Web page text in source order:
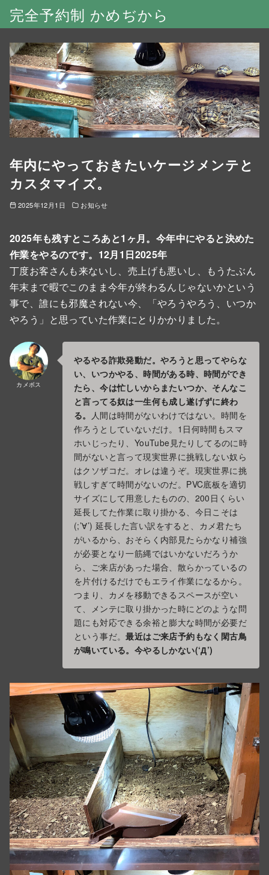
完全予約制 かめぢから
年内にやっておきたいケージメンテと
カスタマイズ。
2025年12月1日 お知らせ
2025年も残すところあと1ヶ月。今年中にやると決めた
作業をやるのです。12月1日2025年
丁度お客さんも来ないし、売上げも悪いし、もうたぶん
年末まで暇でこのまま今年が終わるんじゃないかという
事で、誰にも邪魔されない今、「やろうやろう、いつか
やろう」と思っていた作業にとりかかりました。
カメボス
やるやる詐欺発動だ。やろうと思ってやらな
い、いつかやる、時間がある時、時間ができ
たら、今は忙しいからまたいつか、そんなこ
と言ってる奴は一生何も成し遂げずに終わ
る。
人間は時間がないわけではない。時間を
作ろうとしていないだけ。1日何時間もスマ
ホいじったり、YouTube見たりしてるのに時
間がないと言って現実世界に挑戦しない奴ら
はクソザコだ。オレは違うぞ。現実世界に挑
戦しすぎて時間がないのだ。PVC底板を適切
サイズにして用意したものの、200日くらい
延長してた作業に取り掛かる、今日こそは
(;’∀’) 延長した言い訳をすると、カメ君たち
がいるから、おそらく内部見たらかなり補強
が必要となり一筋縄ではいかないだろうか
ら、ご来店があった場合、散らかっているの
を片付けるだけでもエライ作業になるから。
つまり、カメを移動できるスペースが空い
て、メンテに取り掛かった時にどのような問
題にも対応できる余裕と膨大な時間が必要だ
という事だ。最近はご来店予約もなく閑古鳥
が鳴いている。今やるしかない(‘Д’)